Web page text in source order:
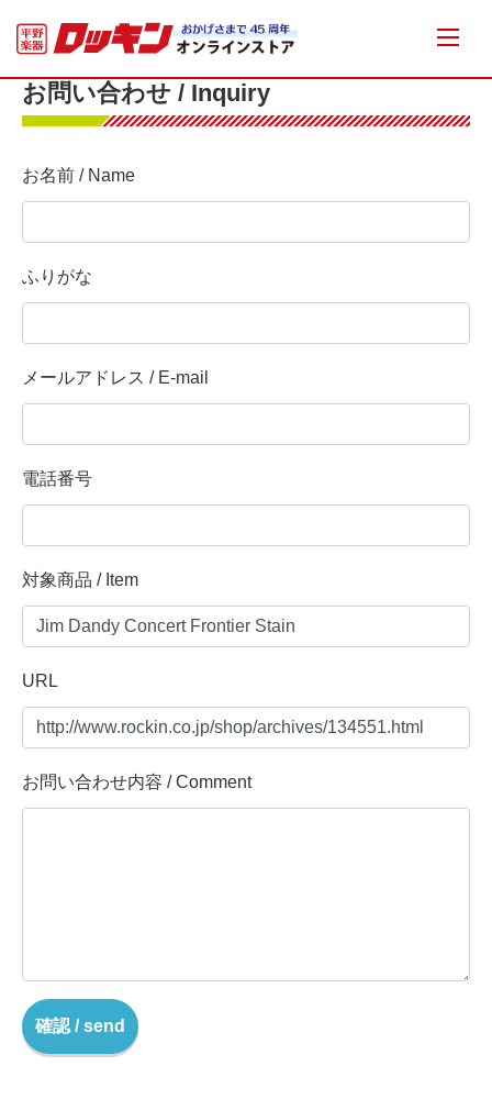
お問い合わせ / Inquiry
お名前 / Name
ふりがな
メールアドレス / E-mail
電話番号
対象商品 / Item
URL
お問い合わせ内容 / Comment
確認 / send